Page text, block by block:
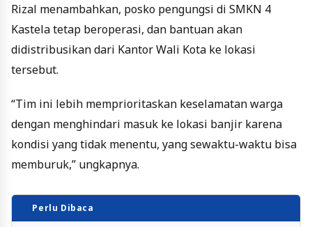
Rizal menambahkan, posko pengungsi di SMKN 4
Kastela tetap beroperasi, dan bantuan akan
didistribusikan dari Kantor Wali Kota ke lokasi
tersebut.
“Tim ini lebih memprioritaskan keselamatan warga
dengan menghindari masuk ke lokasi banjir karena
kondisi yang tidak menentu, yang sewaktu-waktu bisa
memburuk,” ungkapnya.
Perlu Dibaca